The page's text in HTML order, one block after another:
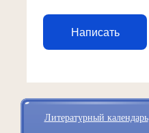
Написать
Литературный календарь